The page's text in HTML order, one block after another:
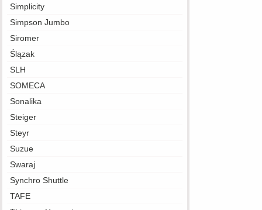
Simplicity
Simpson Jumbo
Siromer
Ślązak
SLH
SOMECA
Sonalika
Steiger
Steyr
Suzue
Swaraj
Synchro Shuttle
TAFE